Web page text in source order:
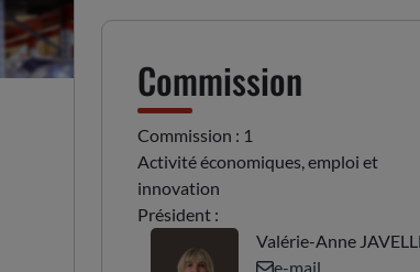
Commission
Commission : 1
Activité économiques, emploi et
innovation
Président :
Valérie-Anne
e-mail